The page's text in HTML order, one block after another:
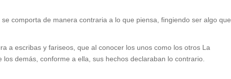
comporta de manera contraria a lo que piensa, fingiendo ser algo que
a escribas y fariseos, que al conocer los unos como los otros La
demás, conforme a ella, sus hechos declaraban lo contrario.